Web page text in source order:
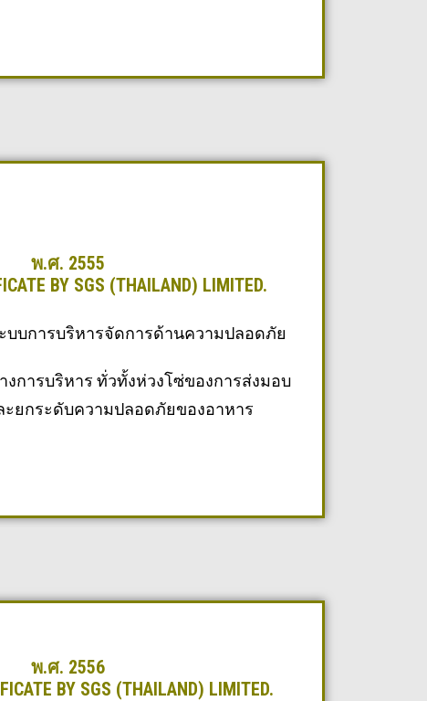
พ.ศ. 2555
BY SGS (THAILAND) LIMITED.
บบการบริหารจัดการด้านความปลอดภัย
การบริหาร ทั่วทั้งห่วงโซ่ของการส่งมอบ
ะยกระดับความปลอดภัยของอาหาร
พ.ศ. 2556
BY SGS (THAILAND) LIMITED.